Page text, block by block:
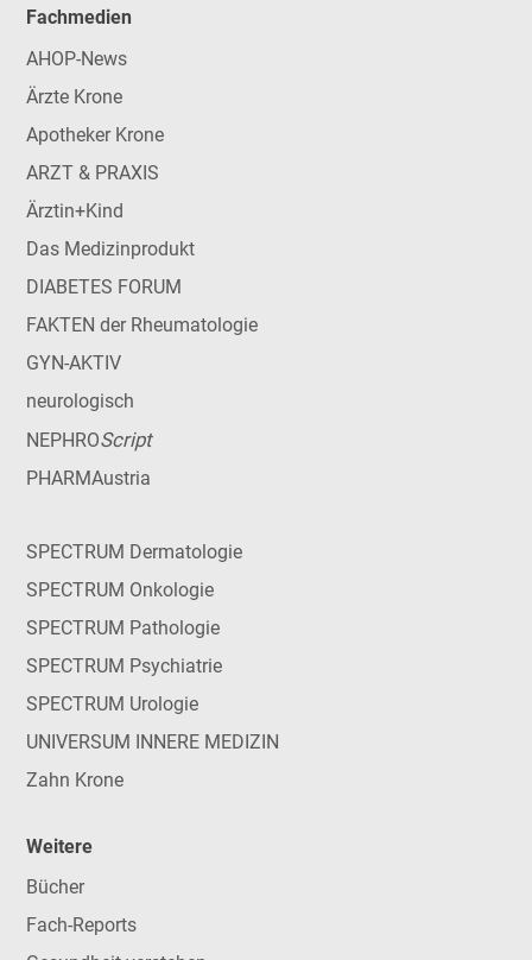
Fachmedien
AHOP-News
Ärzte Krone
Apotheker Krone
ARZT & PRAXIS
Ärztin+Kind
Das Medizinprodukt
DIABETES FORUM
FAKTEN der Rheumatologie
GYN-AKTIV
neurologisch
NEPHROScript
PHARMAustria
SPECTRUM Dermatologie
SPECTRUM Onkologie
SPECTRUM Pathologie
SPECTRUM Psychiatrie
SPECTRUM Urologie
UNIVERSUM INNERE MEDIZIN
Zahn Krone
Weitere
Bücher
Fach-Reports